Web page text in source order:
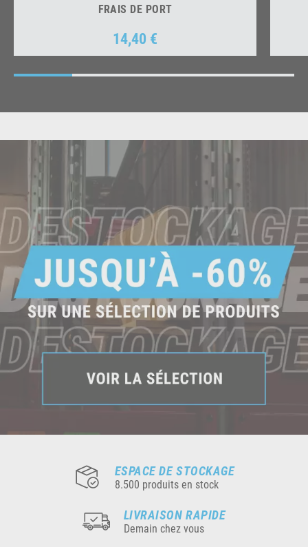
FRAIS DE PORT
Prix
14,40 €
ESPACE DE STOCKAGE
8.500 produits en stock
LIVRAISON RAPIDE
Demain chez vous